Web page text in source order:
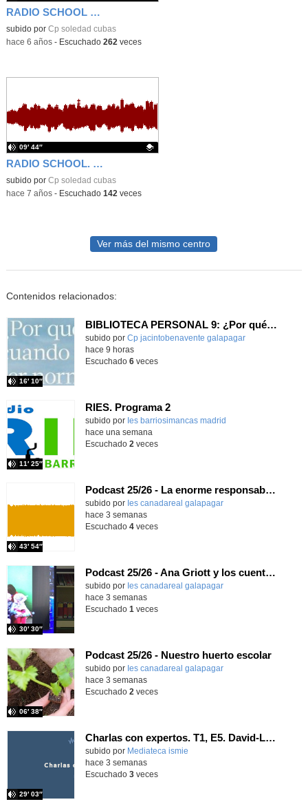
RADIO SCHOOL PROGRAMA 003 10-03-2020
subido por Cp soledad cubas
-hace 6 años- Escuchado 262veces
RADIO SCHOOL. ENTREVISTA A ESTRELLA ORTIZ FEBRERO 2020
Contenido educativo.
subido por Cp soledad cubas
09′ 44″
-hace 7 años- Escuchado 142veces
Ver más del mismo centro
Contenidos relacionados:
BIBLIOTECA PERSONAL 9: ¿Por qué ser feliz cuando puedes ser normal?
Contenido educativo.
subido por Cp jacintobenavente galapagar
16′ 10″
-
hace 9 horas
Escuchado 6veces
RIES. Programa 2
Contenido educativo.
subido por Ies barriosimancas madrid
11′ 25″
hace una semana
Escuchado 2 veces
Podcast 25/26 - La enorme responsabilidad de ser juez
subido por Ies canadareal galapagar
43′ 54″
-
hace 3 semanas
Escuchado 4veces
Podcast 25/26 - Ana Griott y los cuentos de las voces olvidadas
subido por Ies canadareal galapagar
30′ 30″
-
hace 3 semanas
Escuchado 1 veces
Podcast 25/26 - Nuestro huerto escolar
subido por Ies canadareal galapagar
06′ 38″
-
hace 3 semanas
Escuchado 2 veces
Charlas con expertos. T1, E5. David-Li Ilundáin Reviriego
subido por Mediateca ismie
29′ 03″
hace 3 semanas
Escuchado 3veces